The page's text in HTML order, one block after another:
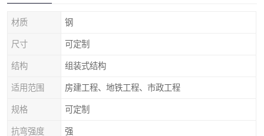
材质 钢
尺寸 可定制
结构 组装式结构
适用范围 房建工程、地铁工程、市政工程
规格 可定制
抗弯强度 强